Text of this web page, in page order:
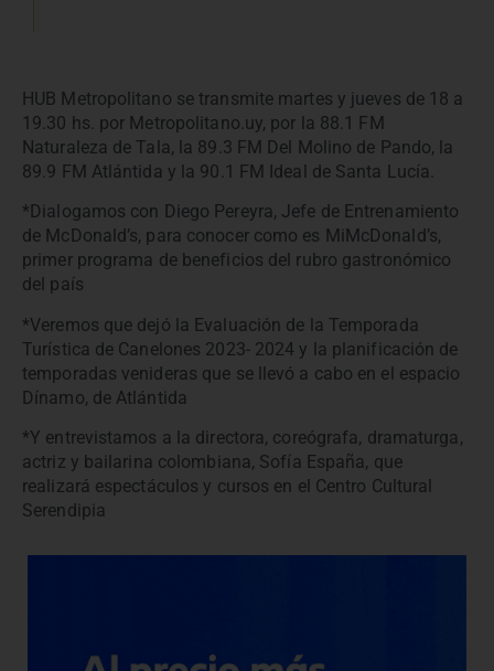
HUB Metropolitano se transmite martes y jueves de 18 a
19.30 hs. por Metropolitano.uy, por la 88.1 FM
Naturaleza de Tala, la 89.3 FM Del Molino de Pando, la
89.9 FM Atlántida y la 90.1 FM Ideal de Santa Lucía.
*Dialogamos con Diego Pereyra, Jefe de Entrenamiento
de McDonald’s, para conocer como es MiMcDonald’s,
primer programa de beneficios del rubro gastronómico
del país
*Veremos que dejó la Evaluación de la Temporada
Turística de Canelones 2023- 2024 y la planificación de
temporadas venideras que se llevó a cabo en el espacio
Dínamo, de Atlántida
*Y entrevistamos a la directora, coreógrafa, dramaturga,
actriz y bailarina colombiana, Sofía España, que
realizará espectáculos y cursos en el Centro Cultural
Serendipia